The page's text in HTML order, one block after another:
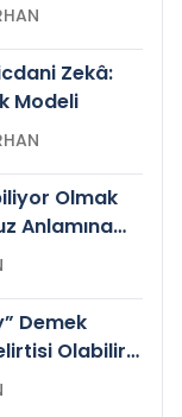
TARHAN
Zekâ:
Modeli
TARHAN
Olmak
Anlamına
Demek
Olabilir